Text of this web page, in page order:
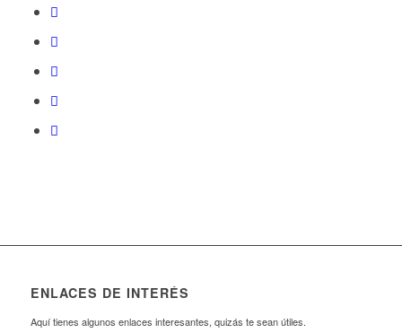
ENLACES DE INTERÉS
Aquí tienes algunos enlaces interesantes, quizás te sean útiles.